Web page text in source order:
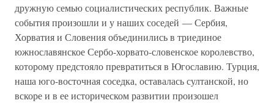
дружную семью социалистических республик. Важные
события произошли и у наших соседей — Сербия,
Хорватия и Словения объединились в триединое
южнославянское Сербо-хорвато-словенское королевство,
которому предстояло превратиться в Югославию. Турция,
наша юго-восточная соседка, оставалась султанской, но
вскоре и в ее историческом развитии произошел